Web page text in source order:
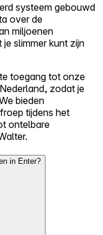
systeem gebouwd
over de
miljoenen
slimmer kunt zijn
toegang tot onze
zodat je
bieden
tijdens het
ontelbare
in Enter?